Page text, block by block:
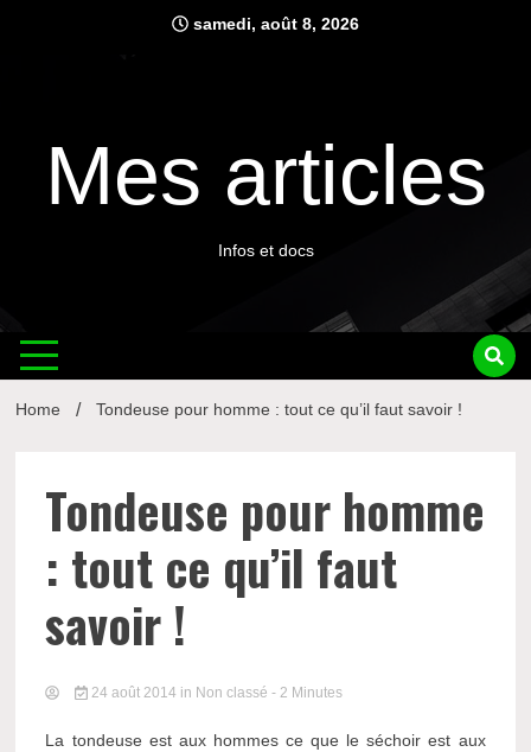
samedi, août 8, 2026
Mes articles
Infos et docs
Home Tondeuse pour homme : tout ce qu’il faut savoir !
Tondeuse pour homme
: tout ce qu’il faut
savoir !
24 août 2014 in Non classé - 2 Minutes
La tondeuse est aux hommes ce que le séchoir est aux